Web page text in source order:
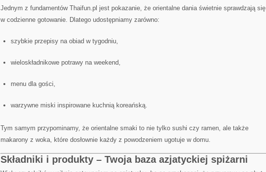
Jednym z fundamentów Thaifun.pl jest pokazanie, że orientalne dania świetnie sprawdzają się
w codzienne gotowanie. Dlatego udostępniamy zarówno:
szybkie przepisy na obiad w tygodniu,
wieloskładnikowe potrawy na weekend,
menu dla gości,
warzywne miski inspirowane kuchnią koreańską.
Tym samym przypominamy, że orientalne smaki to nie tylko sushi czy ramen, ale także
makarony z woka, które dosłownie każdy z powodzeniem ugotuje w domu.
Składniki i produkty – Twoja baza azjatyckiej spiżarni